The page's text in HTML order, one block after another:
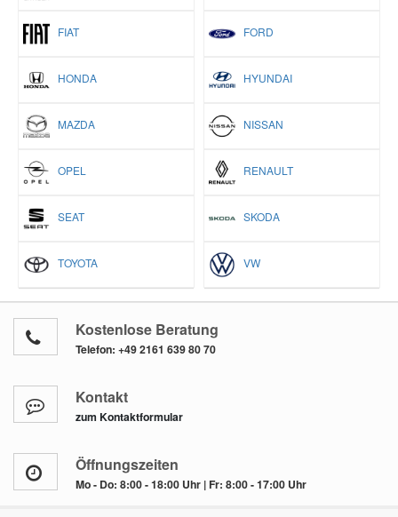
FIAT FORD
HONDA HYUNDAI
MAZDA NISSAN
OPEL RENAULT
SEAT SKODA
TOYOTA VW
Kostenlose Beratung
Telefon: +49 2161 639 80 70
Kontakt
zum Kontaktformular
Öffnungszeiten
Mo - Do: 8:00 - 18:00 Uhr | Fr: 8:00 - 17:00 Uhr